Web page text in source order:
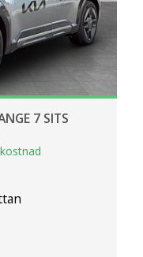
7 SITS